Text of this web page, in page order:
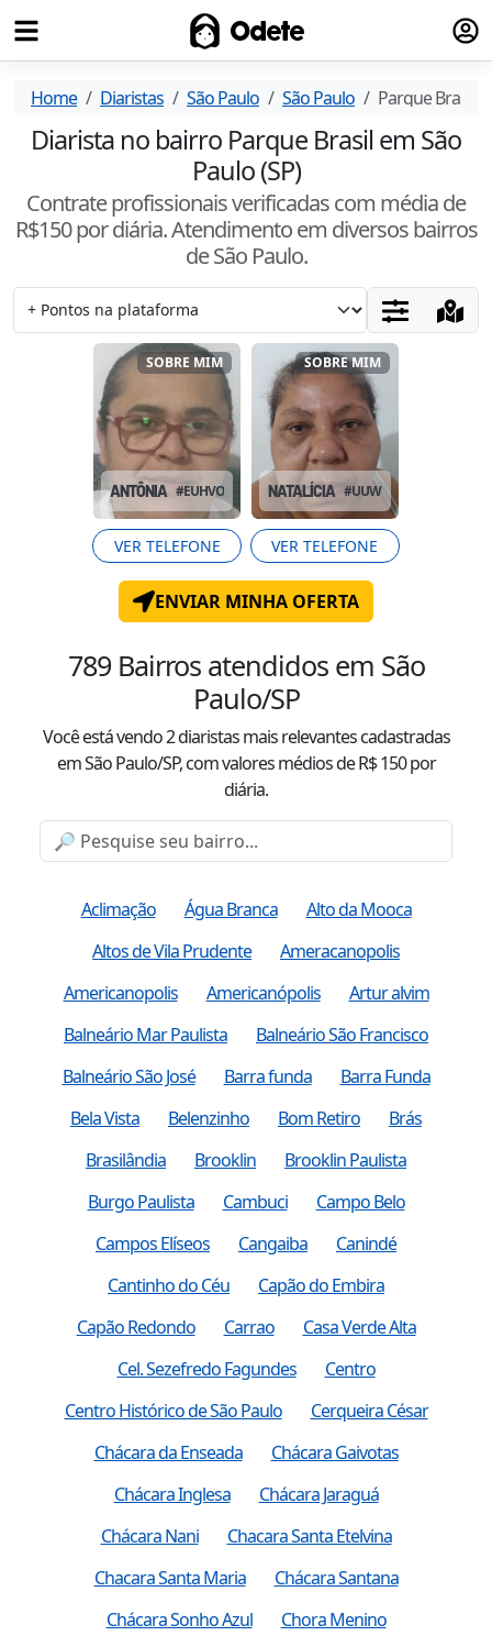
Odete
Home Diaristas São Paulo São Paulo Parque Brasil
Diarista no bairro Parque Brasil em São
Paulo (SP)
Contrate profissionais verificadas com média de
R$150por diária. Atendimentoem diversos bairros
de São Paulo.
SOBRE MIM
ANTÔNIA #EUHVOLBD
VER TELEFONE
SOBRE MIM
NATALÍCIA #UUWFDVKK
VER TELEFONE
ENVIAR MINHA OFERTA
789 Bairros atendidos em São
Paulo/SP
Você está vendo2diaristas mais relevantes cadastradas
em São Paulo/SP, com valoresmédiosde R$150por
diária.
Aclimação Água Branca
Alto da Mooca
Altos de Vila Prudente
Ameracanopolis
Americanopolis
Americanópolis
Artur alvim
Balneário Mar Paulista
Balneário São Francisco
Balneário São José
Barra funda
Barra Funda
Bela Vista
Belenzinho Bom Retiro
Brás
Brasilândia
Brooklin
Brooklin Paulista
Burgo Paulista
Cambuci
Campo Belo
Campos Elíseos
Cangaiba
Canindé
Cantinho do Céu
Capão do Embira
Capão Redondo
Carrao
Casa Verde Alta
Cel. Sezefredo Fagundes
Centro
Centro Histórico de São Paulo
Cerqueira César
Chácara da Enseada
Chácara Gaivotas
Chácara Inglesa
Chácara Jaraguá
Chácara Nani
Chacara Santa Etelvina
Chacara Santa Maria
Chácara Santana
Chácara Sonho Azul
Chora Menino